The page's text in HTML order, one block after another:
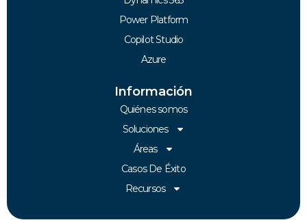
Power Platform
Copilot Studio
Azure
Información
Quiénes somos
Soluciones
Áreas
Casos De Éxito
Recursos